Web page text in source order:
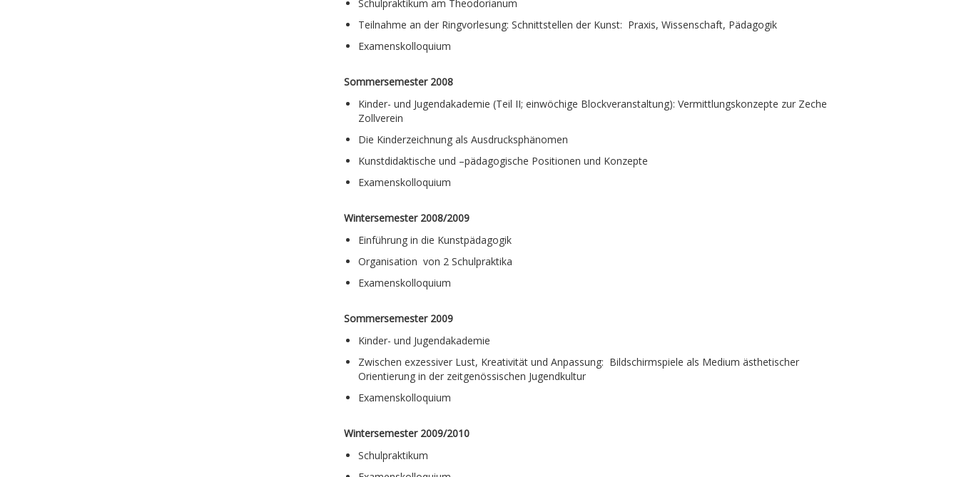
Schulpraktikum am Theodorianum
Teilnahme an der Ringvorlesung: Schnittstellen der Kunst: Praxis, Wissenschaft, Pädagogik
Examenskolloquium
Sommersemester 2008
Kinder- und Jugendakademie (Teil II; einwöchige Blockveranstaltung): Vermittlungskonzepte zur Zeche
Zollverein
Die Kinderzeichnung als Ausdrucksphänomen
Kunstdidaktische und –pädagogische Positionen und Konzepte
Examenskolloquium
Wintersemester 2008/2009
Einführung in die Kunstpädagogik
Organisation von 2 Schulpraktika
Examenskolloquium
Sommersemester 2009
Kinder- und Jugendakademie
Zwischen exzessiver Lust, Kreativität und Anpassung: Bildschirmspiele als Medium ästhetischer
Orientierung in der zeitgenössischen Jugendkultur
Examenskolloquium
Wintersemester 2009/2010
Schulpraktikum